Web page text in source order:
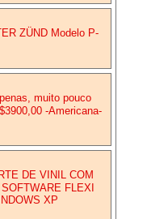
ZÜND Modelo P-
muito pouco
-Americana-
DE VINIL COM
FLEXI
XP